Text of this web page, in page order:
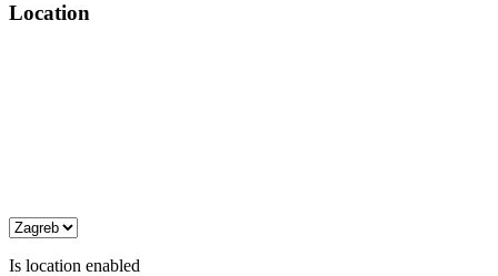
Location
Is location enabled